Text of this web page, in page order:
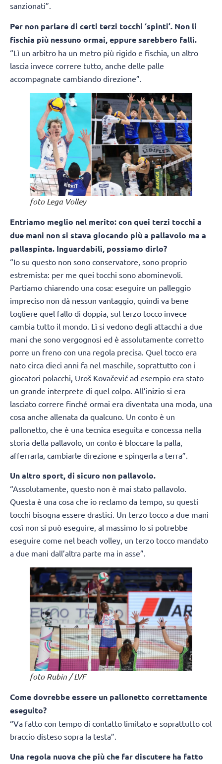
sanzionati”.
Per non parlare di certi terzi tocchi ‘spinti’. Non li
fischia più nessuno ormai, eppure sarebbero falli.
“Lì un arbitro ha un metro più rigido e fischia, un altro
lascia invece correre tutto, anche delle palle
accompagnate cambiando direzione”.
foto Lega Volley
Entriamo meglio nel merito: con quei terzi tocchi a
due mani non si stava giocando più a pallavolo ma a
pallaspinta. Inguardabili, possiamo dirlo?
“Io su questo non sono conservatore, sono proprio
estremista: per me quei tocchi sono abominevoli.
Partiamo chiarendo una cosa: eseguire un palleggio
impreciso non dà nessun vantaggio, quindi va bene
togliere quel fallo di doppia, sul terzo tocco invece
cambia tutto il mondo. Lì si vedono degli attacchi a due
mani che sono vergognosi ed è assolutamente corretto
porre un freno con una regola precisa. Quel tocco era
nato circa dieci anni fa nel maschile, soprattutto con i
giocatori polacchi, Uroš Kovačević ad esempio era stato
un grande interprete di quel colpo. All’inizio si era
lasciato correre finché ormai era diventata una moda, una
cosa anche allenata da qualcuno. Un conto è un
pallonetto, che è una tecnica eseguita e concessa nella
storia della pallavolo, un conto è bloccare la palla,
afferrarla, cambiarle direzione e spingerla a terra”.
Un altro sport, di sicuro non pallavolo.
“Assolutamente, questo non è mai stato pallavolo.
Questa è una cosa che io reclamo da tempo, su questi
tocchi bisogna essere drastici. Un terzo tocco a due mani
così non si può eseguire, al massimo lo si potrebbe
eseguire come nel beach volley, un terzo tocco mandato
a due mani dall’altra parte ma in asse”.
foto Rubin / LVF
Come dovrebbe essere un pallonetto correttamente
eseguito?
“Va fatto con tempo di contatto limitato e soprattutto col
braccio disteso sopra la testa”.
Una regola nuova che più che far discutere ha fatto